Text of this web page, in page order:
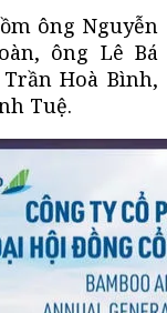
ông Nguyễn
ông Lê Bá
Hoà Bình,
Tuệ.